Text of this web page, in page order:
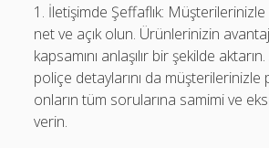
1. İletişimde Şeffaflık:
net ve açık olun. Ürünlerinizin
kapsamını anlaşılır bir şekilde
poliçe detaylarını da müşterilerinizle
onların tüm sorularına samimi ve
verin.